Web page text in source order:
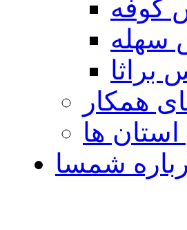
كوفه
سهله
همکار
ها
شمسا